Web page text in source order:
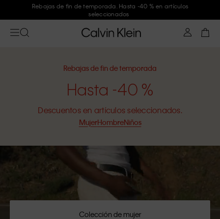
Rebajas de fin de temporada. Hasta -40 % en artículos
seleccionados
Rebajas de fin de temporada
Hasta -40 %
Descuentos en artículos seleccionados.
MujerHombreNiños
Colección de mujer